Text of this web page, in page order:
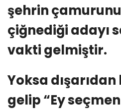
şehrin
çiğnediği adayı
vakti gelmiştir.
Yoksa
gelip “Ey